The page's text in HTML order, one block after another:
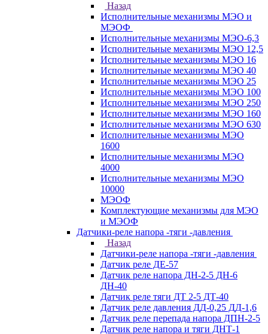
Назад
Исполнительные механизмы МЭО и
МЭОФ
Исполнительные механизмы МЭО-6,3
Исполнительные механизмы МЭО 12,5
Исполнительные механизмы МЭО 16
Исполнительные механизмы МЭО 40
Исполнительные механизмы МЭО 25
Исполнительные механизмы МЭО 100
Исполнительные механизмы МЭО 250
Исполнительные механизмы МЭО 160
Исполнительные механизмы МЭО 630
Исполнительные механизмы МЭО
1600
Исполнительные механизмы МЭО
4000
Исполнительные механизмы МЭО
10000
МЭОФ
Комплектующие механизмы для МЭО
и МЭОФ
Датчики-реле напора -тяги -давления
Назад
Датчики-реле напора -тяги -давления
Датчик реле ДЕ-57
Датчик реле напора ДН-2-5 ДН-6
ДН-40
Датчик реле тяги ДТ 2-5 ДТ-40
Датчик реле давления ДД-0,25 ДД-1,6
Датчик реле перепада напора ДПН-2-5
Датчик реле напора и тяги ДНТ-1